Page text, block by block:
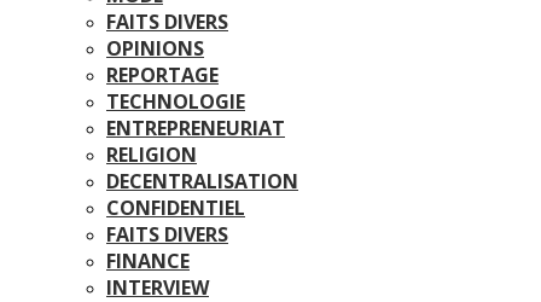
FAITS DIVERS
OPINIONS
REPORTAGE
TECHNOLOGIE
ENTREPRENEURIAT
RELIGION
DECENTRALISATION
CONFIDENTIEL
FAITS DIVERS
FINANCE
INTERVIEW